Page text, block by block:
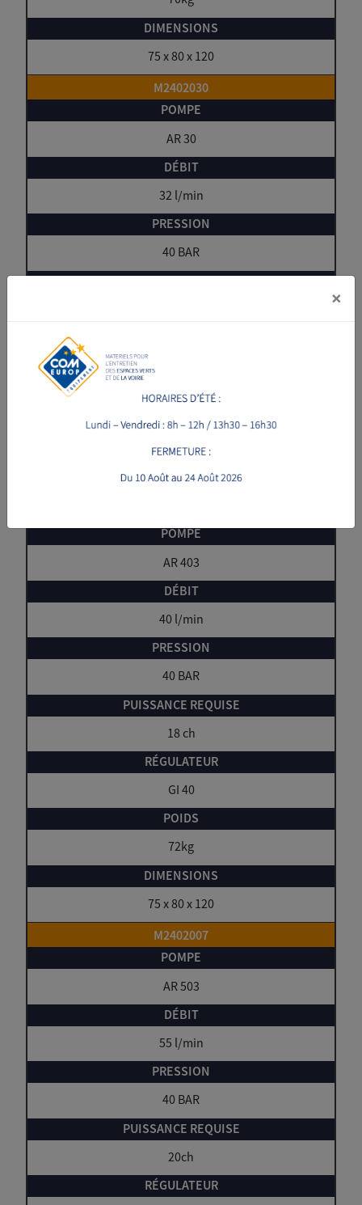
75 x 80 x 120
M2402030
AR 30
32 l/min
40 BAR
72kg
75 x 80 x 120
AR 403
40 l/min
40 BAR
18 ch
GI 40
72kg
75 x 80 x 120
M2402007
AR 503
55 l/min
40 BAR
20ch
×